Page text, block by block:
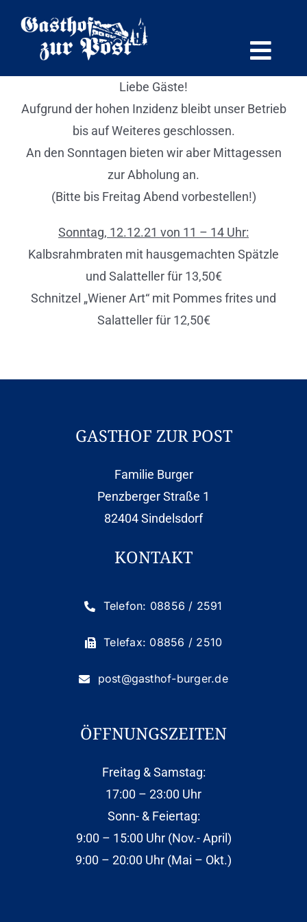
Inhalt
springen
Home
Apartments
Gästezimmer
Ferienwohnung
Kontakt
Freizeit und Umgebung
Datenschutzerklärung
Liebe Gäste!
Aufgrund der hohen Inzidenz bleibt unser Betrieb
bis auf Weiteres geschlossen.
An den Sonntagen bieten wir aber Mittagessen
zur Abholung an.
(Bitte bis Freitag Abend vorbestellen!)
Sonntag, 12.12.21 von 11 – 14 Uhr:
Kalbsrahmbraten mit hausgemachten Spätzle
und Salatteller für 13,50€
Schnitzel „Wiener Art“ mit Pommes frites und
Salatteller für 12,50€
GASTHOF ZUR POST
Familie Burger
Penzberger Straße 1
82404 Sindelsdorf
KONTAKT
Telefon: 08856 / 2591
Telefax: 08856 / 2510
post@gasthof-burger.de
ÖFFNUNGSZEITEN
Freitag & Samstag:
17:00 – 23:00 Uhr
Sonn- & Feiertag:
9:00 – 15:00 Uhr (Nov.- April)
9:00 – 20:00 Uhr (Mai – Okt.)